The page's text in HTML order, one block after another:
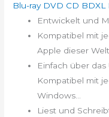
Blu-ray DVD CD BDXL
Entwickelt und
Kompatibel mit
Apple dieser
Einfach über
Kompatibel mit
Windows...
Liest und